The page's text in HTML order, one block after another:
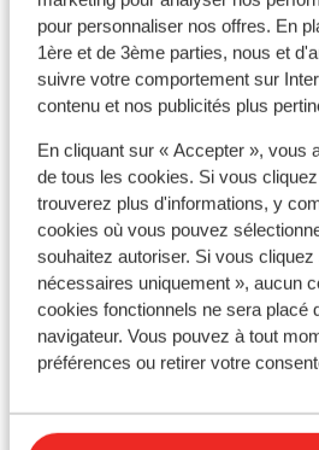
pour personnaliser nos offres. En
1ère et de 3ème parties, nous et
suivre votre comportement sur
contenu et nos publicités plus
En cliquant sur « Accepter », vous
de tous les cookies. Si vous
trouverez plus d'informations, y
cookies où vous pouvez
souhaitez autoriser. Si vous
nécessaires uniquement », aucun
cookies fonctionnels ne sera placé
navigateur. Vous pouvez à tout
préférences ou retirer votre
kregen de code v.d voordeur
v.d. kamer zat in de deur. De
doet je snel de narigheid
À proximité
Distance de la plage environ
sable, transats (payant) ,
À la périphérie
Distance du centre-ville: the
polychrono environ 150 mètres
Distance de l'aéroport environ
Distance jusqu'au distributeur
250 mètres
150 mètres